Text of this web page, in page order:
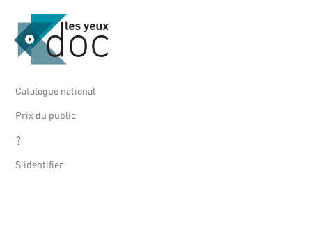
Catalogue national
Prix du public
?
S'identifier